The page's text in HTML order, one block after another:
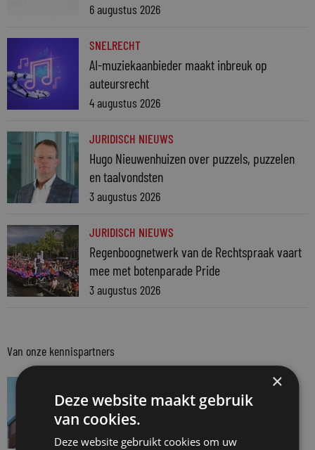
6 augustus 2026
SNELRECHT
AI-muziekaanbieder maakt inbreuk op
auteursrecht
4 augustus 2026
JURIDISCH NIEUWS
Hugo Nieuwenhuizen over puzzels, puzzelen
en taalvondsten
3 augustus 2026
JURIDISCH NIEUWS
Regenboognetwerk van de Rechtspraak vaart
mee met botenparade Pride
3 augustus 2026
Van onze kennispartners
Van praktijk naar bewijs: hoe onderbouw je
keuzes tijdens een Wwft-audit?
7 augustus 2026
×
Deze website maakt gebruik
van cookies.
Deze website gebruikt cookies om uw